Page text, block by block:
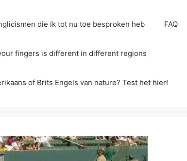
die ik tot nu toe besproken heb FAQ
fingers is different in different regions
of Brits Engels van nature? Test het hier!